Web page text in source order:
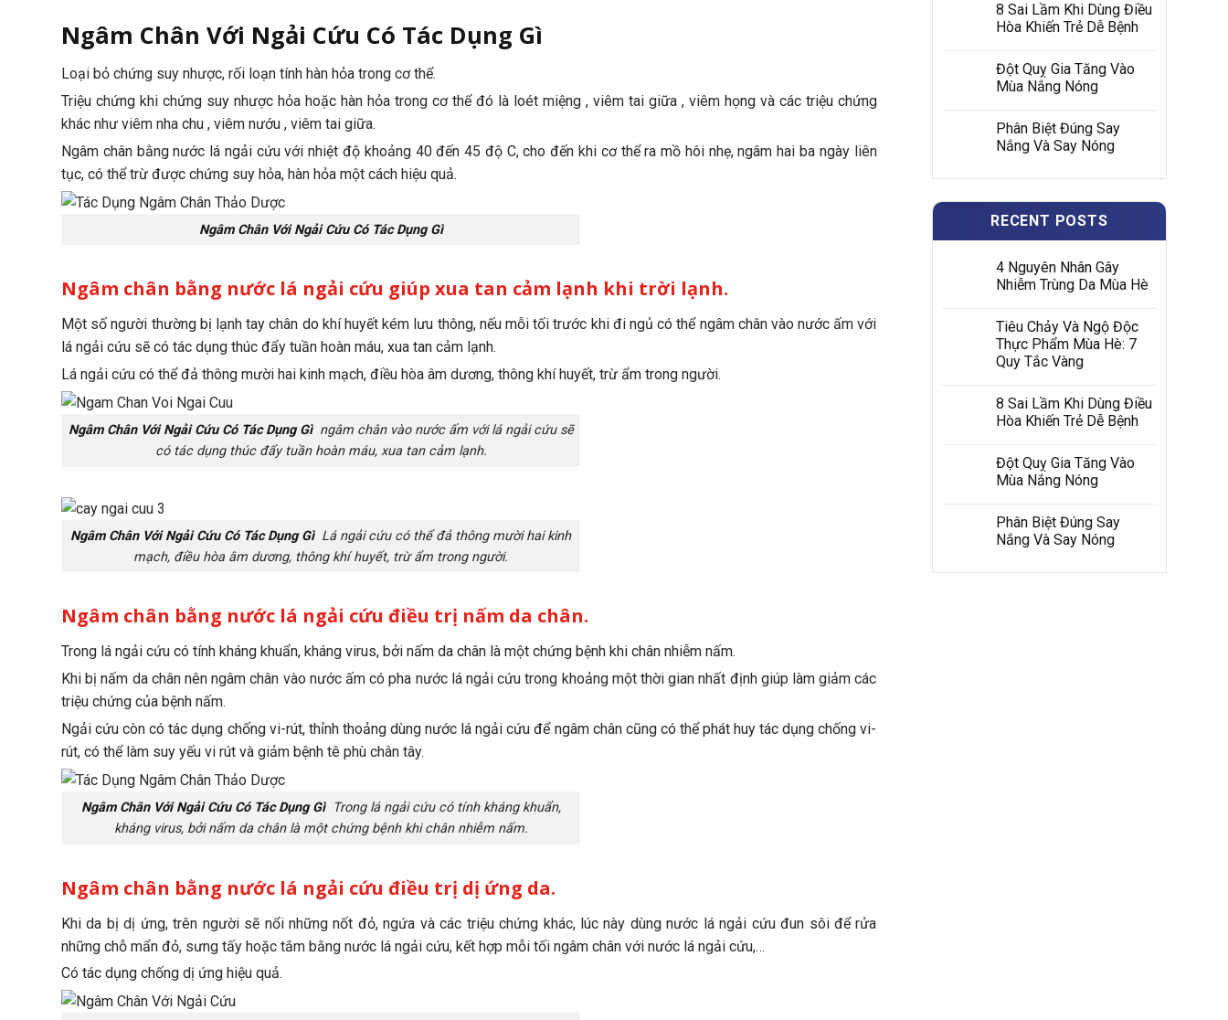
Ngâm Chân Với Ngải Cứu Có Tác Dụng Gì
Loại bỏ chứng suy nhược, rối loạn tính hàn hỏa trong cơ thể.
Triệu chứng khi chứng suy nhược hỏa hoặc hàn hỏa trong cơ thể đó là loét miệng , viêm tai giữa , viêm họng và các triệu chứng
khác như viêm nha chu , viêm nướu , viêm tai giữa.
Ngâm chân bằng nước lá ngải cứu với nhiệt độ khoảng 40 đến 45 độ C, cho đến khi cơ thể ra mồ hôi nhẹ, ngâm hai ba ngày liên
tục, có thể trừ được chứng suy hỏa, hàn hỏa một cách hiệu quả.
Ngâm Chân Với Ngải Cứu Có Tác Dụng Gì
Ngâm chân bằng nước lá ngải cứu giúp xua tan cảm lạnh khi trời lạnh.
Một số người thường bị lạnh tay chân do khí huyết kém lưu thông, nếu mỗi tối trước khi đi ngủ có thể ngâm chân vào nước ấm với
lá ngải cứu sẽ có tác dụng thúc đẩy tuần hoàn máu, xua tan cảm lạnh.
Lá ngải cứu có thể đả thông mười hai kinh mạch, điều hòa âm dương, thông khí huyết, trừ ẩm trong người.
Ngâm Chân Với Ngải Cứu Có Tác Dụng Gìngâm chân vào nước ấm với lá ngải cứu sẽ
có tác dụng thúc đẩy tuần hoàn máu, xua tan cảm lạnh.
Ngâm Chân Với Ngải Cứu Có Tác Dụng GìLá ngải cứu có thể đả thông mười hai kinh
mạch, điều hòa âm dương, thông khí huyết, trừ ẩm trong người.
Ngâm chân bằng nước lá ngải cứu điều trị nấm da chân.
Trong lá ngải cứu có tính kháng khuẩn, kháng virus, bởi nấm da chân là một chứng bệnh khi chân nhiễm nấm.
Khi bị nấm da chân nên ngâm chân vào nước ấm có pha nước lá ngải cứu trong khoảng một thời gian nhất định giúp làm giảm các
triệu chứng của bệnh nấm.
Ngải cứu còn có tác dụng chống vi-rút, thỉnh thoảng dùng nước lá ngải cứu để ngâm chân cũng có thể phát huy tác dụng chống vi-
rút, có thể làm suy yếu vi rút và giảm bệnh tê phù chân tây.
Ngâm Chân Với Ngải Cứu Có Tác Dụng GìTrong lá ngải cứu có tính kháng khuẩn,
kháng virus, bởi nấm da chân là một chứng bệnh khi chân nhiễm nấm.
Ngâm chân bằng nước lá ngải cứu điều trị dị ứng da.
Khi da bị dị ứng, trên người sẽ nổi những nốt đỏ, ngứa và các triệu chứng khác, lúc này dùng nước lá ngải cứu đun sôi để rửa
những chỗ mẩn đỏ, sưng tấy hoặc tắm bằng nước lá ngải cứu, kết hợp mỗi tối ngâm chân với nước lá ngải cứu,…
Có tác dụng chống dị ứng hiệu quả.
8 Sai Lầm Khi Dùng Điều
Hòa Khiến Trẻ Dễ Bệnh
Đột Quỵ Gia Tăng Vào
Mùa Nắng Nóng
Phân Biệt Đúng Say
Nắng Và Say Nóng
RECENT POSTS
4 Nguyên Nhân Gây
Nhiễm Trùng Da Mùa Hè
Tiêu Chảy Và Ngộ Độc
Thực Phẩm Mùa Hè: 7
Quy Tắc Vàng
8 Sai Lầm Khi Dùng Điều
Hòa Khiến Trẻ Dễ Bệnh
Đột Quỵ Gia Tăng Vào
Mùa Nắng Nóng
Phân Biệt Đúng Say
Nắng Và Say Nóng